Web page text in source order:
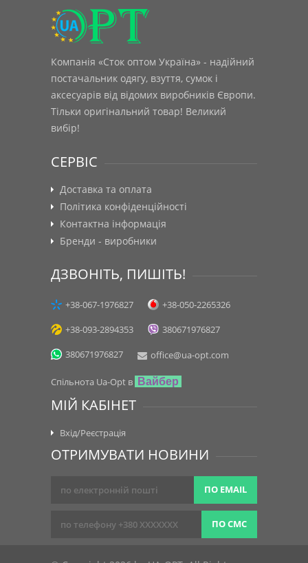
Компанія «Сток оптом Україна» - надійний
постачальник одягу, взуття, сумок і
аксесуарів від відомих виробників Європи.
Тільки оригінальний товар! Великий
вибір!
СЕРВІС
Доставка та оплата
Політика конфіденційності
Контактна інформація
Бренди - виробники
ДЗВОНІТЬ, ПИШІТЬ!
+38-067-1976827
+38-050-2265326
+38-093-2894353
380671976827
380671976827
office@ua-opt.com
Спільнота Ua-Opt в Вайбер
МІЙ КАБІНЕТ
Вхід/Реєстрація
ОТРИМУВАТИ НОВИНИ
ПО EMAIL
ПО СМС